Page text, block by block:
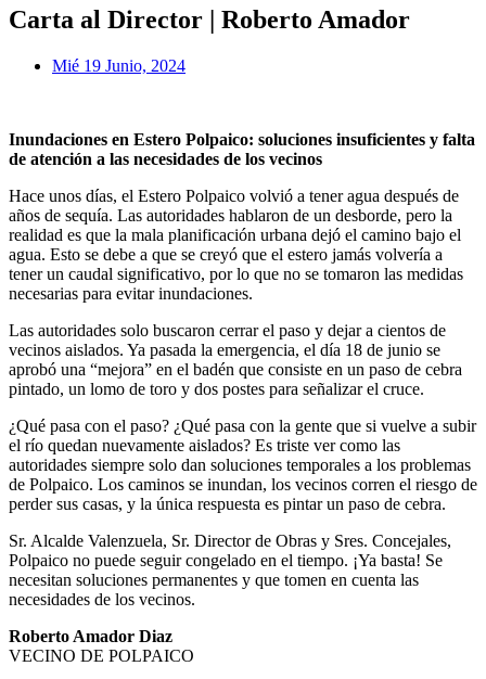
Carta al Director | Roberto Amador
Mié 19 Junio, 2024
Inundaciones en Estero Polpaico: soluciones insuficientes y falta
de atención a las necesidades de los vecinos
Hace unos días, el Estero Polpaico volvió a tener agua después de
años de sequía. Las autoridades hablaron de un desborde, pero la
realidad es que la mala planificación urbana dejó el camino bajo el
agua. Esto se debe a que se creyó que el estero jamás volvería a
tener un caudal significativo, por lo que no se tomaron las medidas
necesarias para evitar inundaciones.
Las autoridades solo buscaron cerrar el paso y dejar a cientos de
vecinos aislados. Ya pasada la emergencia, el día 18 de junio se
aprobó una “mejora” en el badén que consiste en un paso de cebra
pintado, un lomo de toro y dos postes para señalizar el cruce.
¿Qué pasa con el paso? ¿Qué pasa con la gente que si vuelve a subir
el río quedan nuevamente aislados? Es triste ver como las
autoridades siempre solo dan soluciones temporales a los problemas
de Polpaico. Los caminos se inundan, los vecinos corren el riesgo de
perder sus casas, y la única respuesta es pintar un paso de cebra.
Sr. Alcalde Valenzuela, Sr. Director de Obras y Sres. Concejales,
Polpaico no puede seguir congelado en el tiempo. ¡Ya basta! Se
necesitan soluciones permanentes y que tomen en cuenta las
necesidades de los vecinos.
Roberto Amador Diaz
VECINO DE POLPAICO